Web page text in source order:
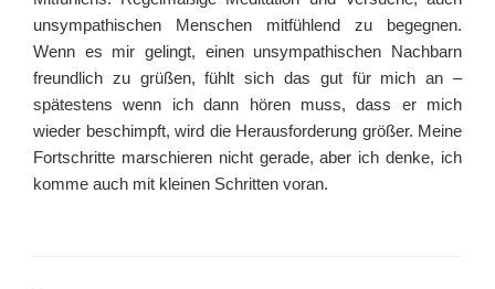
unsympathischen Menschen mitfühlend zu begegnen.
Wenn es mir gelingt, einen unsympathischen Nachbarn
freundlich zu grüßen, fühlt sich das gut für mich an –
spätestens wenn ich dann hören muss, dass er mich
wieder beschimpft, wird die Herausforderung größer. Meine
Fortschritte marschieren nicht gerade, aber ich denke, ich
komme auch mit kleinen Schritten voran.